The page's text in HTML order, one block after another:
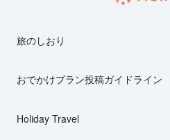
旅のしおり
おでかけプラン投稿ガイドライン
Holiday Travel